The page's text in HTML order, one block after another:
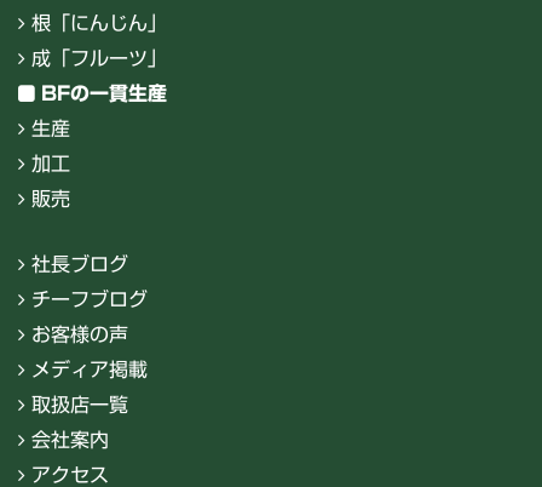
根「にんじん」
成「フルーツ」
BFの一貫生産
生産
加工
販売
社長ブログ
チーフブログ
お客様の声
メディア掲載
取扱店一覧
会社案内
アクセス